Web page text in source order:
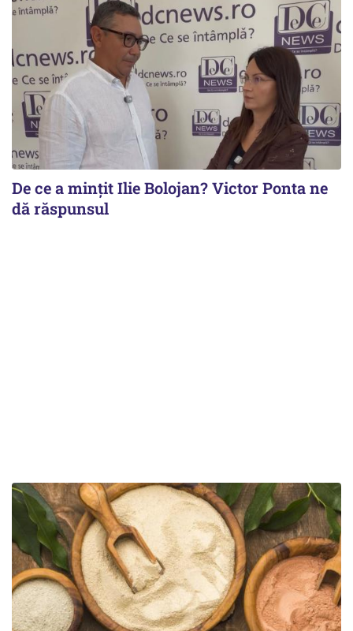
De ce a mințit Ilie Bolojan? Victor Ponta ne
dă răspunsul